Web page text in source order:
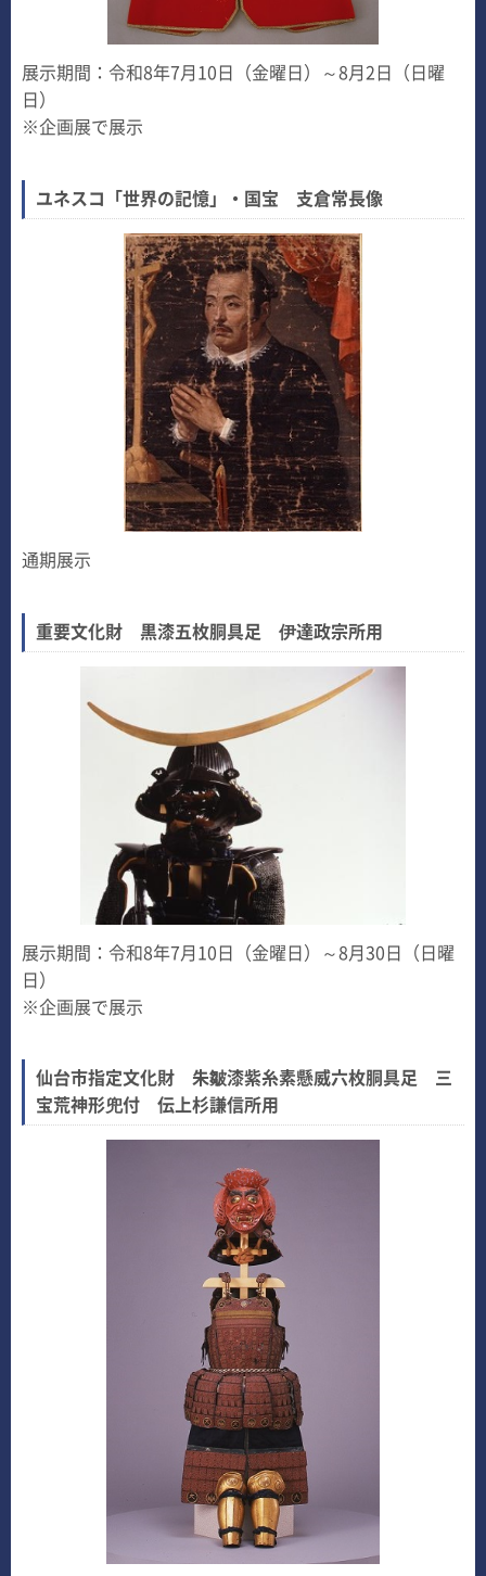
展示期間：令和8年7月10日（金曜日）～8月2日（日曜
日）
※企画展で展示
ユネスコ「世界の記憶」・国宝 支倉常長像
通期展示
重要文化財 黒漆五枚胴具足 伊達政宗所用
展示期間：令和8年7月10日（金曜日）～8月30日（日曜
日）
※企画展で展示
仙台市指定文化財 朱皺漆紫糸素懸威六枚胴具足 三
宝荒神形兜付 伝上杉謙信所用